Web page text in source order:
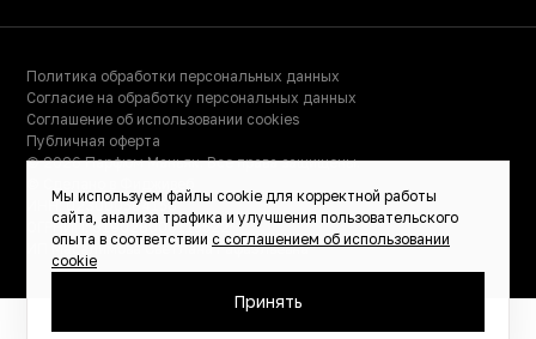
Политика обработки персональных данных
Согласие на обработку персональных данных
Соглашение об использовании cookies
Публичная оферта
© 2026 Парфюм Маньяк. Все права защищены.
ИНН: 023000504158
ОГРНИП: 319028000115522
ИП Масалимова Светлана Рафаэльевна
Мы используем файлы cookie для корректной работы
сайта, анализа трафика и улучшения пользовательского
опыта в соответствии с соглашением об использовании
cookie
Принять